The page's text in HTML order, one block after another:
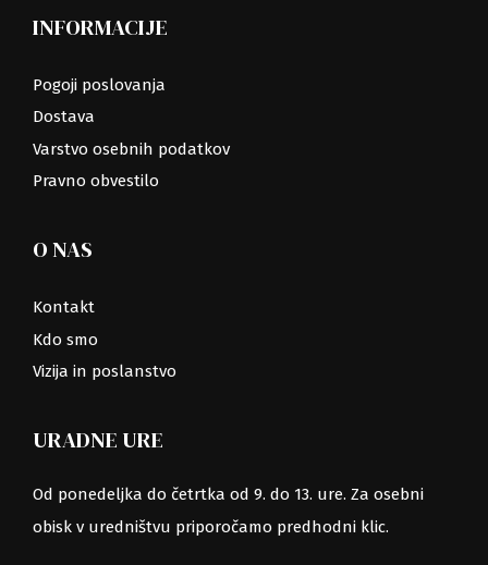
INFORMACIJE
Pogoji poslovanja
Dostava
Varstvo osebnih podatkov
Pravno obvestilo
O NAS
Kontakt
Kdo smo
Vizija in poslanstvo
URADNE URE
Od ponedeljka do četrtka od 9. do 13. ure. Za osebni
obisk v uredništvu priporočamo predhodni klic.